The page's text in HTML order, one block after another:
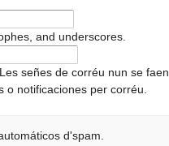
and underscores.
señes de corréu nun se faen
notificaciones per corréu.
d'spam.